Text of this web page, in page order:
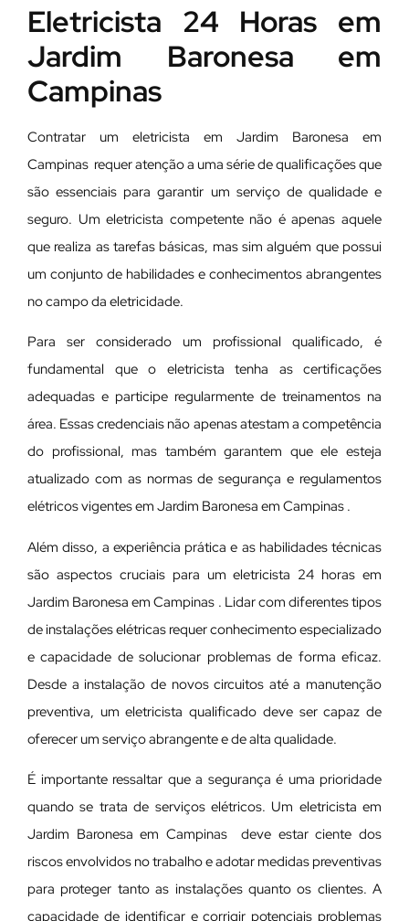
Eletricista 24 Horas em
Jardim Baronesa em
Campinas
Contratar um eletricista em Jardim Baronesa em
Campinas requer atenção a uma série de qualificações que
são essenciais para garantir um serviço de qualidade e
seguro. Um eletricista competente não é apenas aquele
que realiza as tarefas básicas, mas sim alguém que possui
um conjunto de habilidades e conhecimentos abrangentes
no campo da eletricidade.
Para ser considerado um profissional qualificado, é
fundamental que o eletricista tenha as certificações
adequadas e participe regularmente de treinamentos na
área. Essas credenciais não apenas atestam a competência
do profissional, mas também garantem que ele esteja
atualizado com as normas de segurança e regulamentos
elétricos vigentes em Jardim Baronesa em Campinas .
Além disso, a experiência prática e as habilidades técnicas
são aspectos cruciais para um eletricista 24 horas em
Jardim Baronesa em Campinas . Lidar com diferentes tipos
de instalações elétricas requer conhecimento especializado
e capacidade de solucionar problemas de forma eficaz.
Desde a instalação de novos circuitos até a manutenção
preventiva, um eletricista qualificado deve ser capaz de
oferecer um serviço abrangente e de alta qualidade.
É importante ressaltar que a segurança é uma prioridade
quando se trata de serviços elétricos. Um eletricista em
Jardim Baronesa em Campinas deve estar ciente dos
riscos envolvidos no trabalho e adotar medidas preventivas
para proteger tanto as instalações quanto os clientes. A
capacidade de identificar e corrigir potenciais problemas